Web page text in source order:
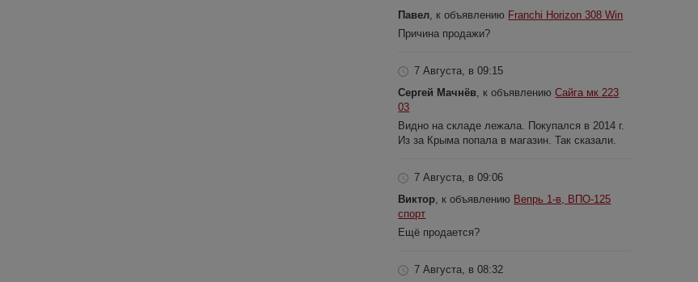
Павел , к объявлению Franchi Horizon 308 Win
Причина продажи?
7 Августа, в 09:15
Сергей Мачнёв , к объявлениюСайга мк 223
03
Видно на складе лежала. Покупался в 2014 г.
Из за Крыма попала в магазин. Так сказали.
7 Августа, в 09:06
Виктор , к объявлению Вепрь 1-в, ВПО-125
спорт
Ещё продается?
7 Августа, в 08:32